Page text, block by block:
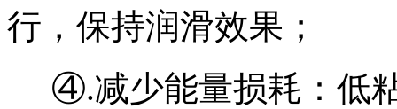
行，保持润滑效果 ；
④.减少能量损耗：低